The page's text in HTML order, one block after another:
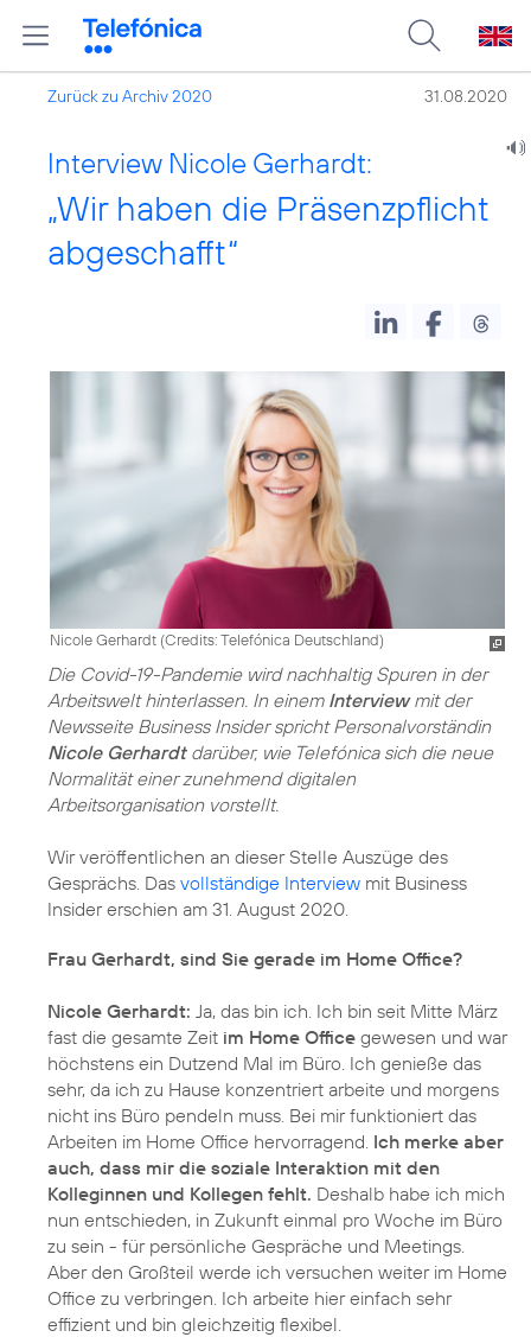
Zurück zu Archiv 2020 31.08.2020
Interview Nicole Gerhardt:
„Wir haben die Präsenzpflicht
abgeschafft“
Nicole Gerhardt (Credits: Telefónica Deutschland)
Die Covid-19-Pandemie wird nachhaltig Spuren in der
Arbeitswelt hinterlassen. In einem Interviewmit der
Newsseite Business Insider spricht Personalvorständin
Nicole Gerhardtdarüber, wie Telefónica sich die neue
Normalität einer zunehmend digitalen
Arbeitsorganisation vorstellt.
Wir veröffentlichen an dieser Stelle Auszüge des
Gesprächs. Das vollständige Interview mit Business
Insider erschien am 31. August 2020.
Frau Gerhardt, sind Sie gerade im Home Office?
Nicole Gerhardt: Ja, das bin ich. Ich bin seit Mitte März
fast die gesamte Zeit im Home Office gewesen und war
höchstens ein Dutzend Mal im Büro. Ich genieße das
sehr, da ich zu Hause konzentriert arbeite und morgens
nicht ins Büro pendeln muss. Bei mir funktioniert das
Arbeiten im Home Office hervorragend. Ich merke aber
auch, dass mir die soziale Interaktion mit den
Kolleginnen und Kollegen fehlt. Deshalb habe ich mich
nun entschieden, in Zukunft einmal pro Woche im Büro
zu sein - für persönliche Gespräche und Meetings.
Aber den Großteil werde ich versuchen weiter im Home
Office zu verbringen. Ich arbeite hier einfach sehr
effizient und bin gleichzeitig flexibel.